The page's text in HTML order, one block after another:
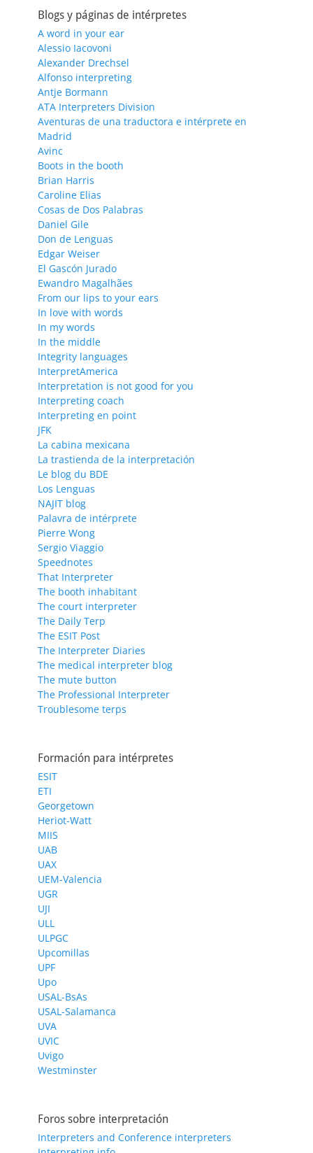
Blogs y páginas de intérpretes
A word in your ear
Alessio Iacovoni
Alexander Drechsel
Alfonso interpreting
Antje Bormann
ATA Interpreters Division
Aventuras de una traductora e intérprete en
Madrid
Avinc
Boots in the booth
Brian Harris
Caroline Elias
Cosas de Dos Palabras
Daniel Gile
Don de Lenguas
Edgar Weiser
El Gascón Jurado
Ewandro Magalhães
From our lips to your ears
In love with words
In my words
In the middle
Integrity languages
InterpretAmerica
Interpretation is not good for you
Interpreting coach
Interpreting en point
JFK
La cabina mexicana
La trastienda de la interpretación
Le blog du BDE
Los Lenguas
NAJIT blog
Palavra de intérprete
Pierre Wong
Sergio Viaggio
Speednotes
That Interpreter
The booth inhabitant
The court interpreter
The Daily Terp
The ESIT Post
The Interpreter Diaries
The medical interpreter blog
The mute button
The Professional Interpreter
Troublesome terps
Formación para intérpretes
ESIT
ETI
Georgetown
Heriot-Watt
MIIS
UAB
UAX
UEM-Valencia
UGR
UJI
ULL
ULPGC
Upcomillas
UPF
Upo
USAL-BsAs
USAL-Salamanca
UVA
UVIC
Uvigo
Westminster
Foros sobre interpretación
Interpreters and Conference interpreters